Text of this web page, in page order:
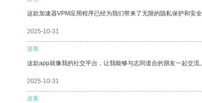
这款加速器VPM应用程序已经为我们带来了无限的隐私保护和安全
2025-10-31
游客
这款app就像我的社交平台，让我能够与志同道合的朋友一起交流。
2025-10-31
游客